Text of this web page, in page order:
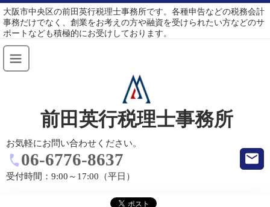
大阪市中央区の前田英行税理士事務所です。各種申告などの税務会計
事務だけでなく、創業をお考えの方や融資を受けられたい方などのサ
ポートなども積極的にお受けしております。
前田英行税理士事務所
お気軽にお問い合わせください。
06-6776-8637
受付時間： 9:00～17:00（平日）